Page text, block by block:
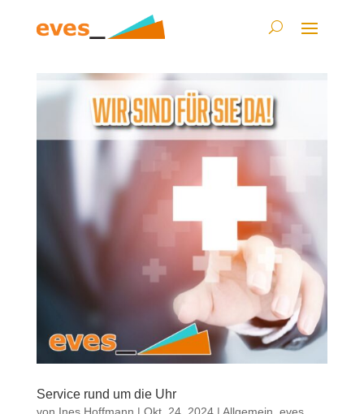
Service rund um die Uhr